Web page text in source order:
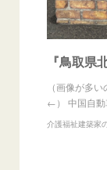
『鳥取県
（画像が多
←） 中国自動
介護福祉建築家